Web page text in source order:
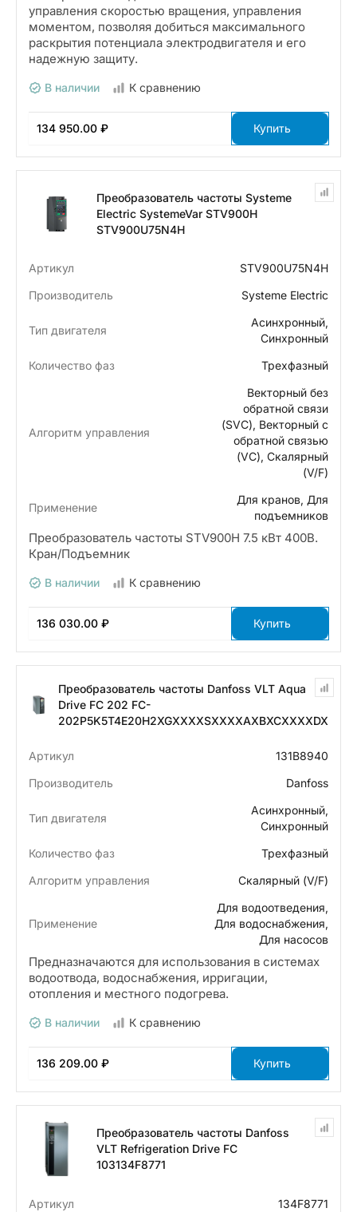
управления скоростью вращения, управления
моментом, позволяя добиться максимального
раскрытия потенциала электродвигателя и его
надежную защиту.
В наличии К сравнению
134 950.00 ₽ Купить
Преобразователь частоты Systeme
Electric SystemeVar STV900H
STV900U75N4H
Артикул
STV900U75N4H
Производитель
Systeme Electric
Тип двигателя
Асинхронный,
Синхронный
Количество фаз
Трехфазный
Алгоритм управления
Векторный без
обратной связи
(SVC), Векторный с
обратной связью
(VC), Скалярный
(V/F)
Применение
Для кранов, Для
подъемников
Преобразователь частоты STV900H 7.5 кВт 400В.
Кран/Подъемник
В наличии К сравнению
136 030.00 ₽ Купить
Преобразователь частоты Danfoss VLT Aqua
Drive FC 202 FC-
202P5K5T4E20H2XGXXXXSXXXXAXBXCXXXXDX
Артикул
131B8940
Производитель
Danfoss
Тип двигателя
Асинхронный,
Синхронный
Количество фаз
Трехфазный
Алгоритм управления
Скалярный (V/F)
Применение
Для водоотведения,
Для водоснабжения,
Для насосов
Предназначаются для использования в системах
водоотвода, водоснабжения, ирригации,
отопления и местного подогрева.
В наличии К сравнению
136 209.00 ₽ Купить
Преобразователь частоты Danfoss
VLT Refrigeration Drive FC
103134F8771
Артикул 134F8771